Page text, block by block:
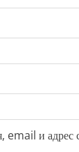
email и адрес